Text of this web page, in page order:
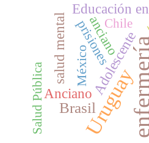
enfermería
Uruguay
Brasil
Adolescente
Educación
Anciano
salud mental prisiones
México
anciano
Salud Pública
Chile